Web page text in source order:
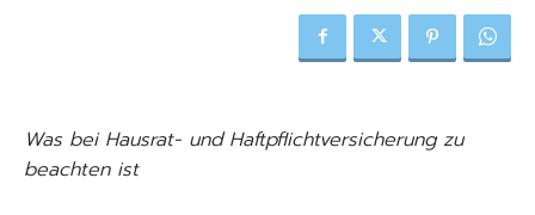
Was bei Hausrat- und Haftpflichtversicherung zu
beachten ist